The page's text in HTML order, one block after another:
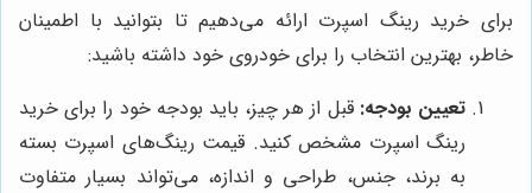
برای خرید رینگ اسپرت ارائه می‌دهیم تا بتوانید با اطمینان
خاطر، بهترین انتخاب را برای خودروی خود داشته باشید:
تعیین بودجه: قبل از هر چیز، باید بودجه خود را برای خرید
رینگ اسپرت مشخص کنید. قیمت رینگ‌های اسپرت بسته
به برند، جنس، طراحی و اندازه، می‌تواند بسیار متفاوت